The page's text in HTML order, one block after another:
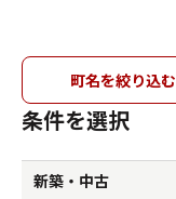
町名を絞り込む
条件を選択
新築・中古